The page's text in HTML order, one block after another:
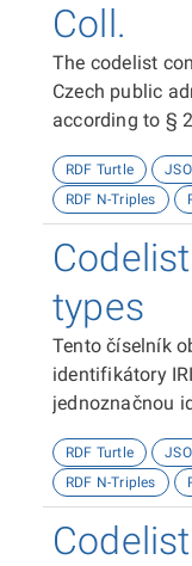
Coll.
The codelist
Czech public
according to §
RDF Turtle
RDF N-Triples
types
Tento číselník
identifikátory
jednoznačnou
RDF Turtle
RDF N-Triples